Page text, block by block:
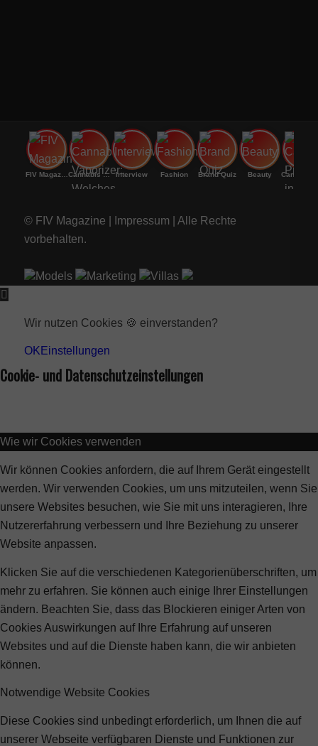
FIV Magazine Cannabis Vaporizer: Welches Interview Fashion Brand Quiz Beauty
© FIV Magazine | Impressum | Alle Rechte
vorbehalten.
Models Marketing Villas
Wir nutzen Cookies 🍪 einverstanden?
OK Einstellungen
Cookie- und Datenschutzeinstellungen
Wie wir Cookies verwenden
Wir können Cookies anfordern, die auf Ihrem Gerät eingestellt
werden. Wir verwenden Cookies, um uns mitzuteilen, wenn Sie
unsere Websites besuchen, wie Sie mit uns interagieren, Ihre
Nutzererfahrung verbessern und Ihre Beziehung zu unserer
Website anpassen.
Klicken Sie auf die verschiedenen Kategorienüberschriften, um
mehr zu erfahren. Sie können auch einige Ihrer Einstellungen
ändern. Beachten Sie, dass das Blockieren einiger Arten von
Cookies Auswirkungen auf Ihre Erfahrung auf unseren
Websites und auf die Dienste haben kann, die wir anbieten
können.
Notwendige Website Cookies
Diese Cookies sind unbedingt erforderlich, um Ihnen die auf
unserer Webseite verfügbaren Dienste und Funktionen zur